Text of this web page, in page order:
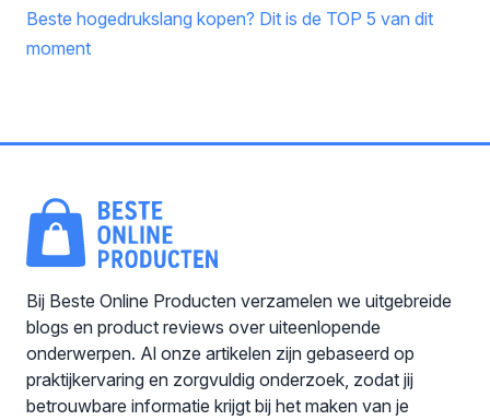
Beste hogedrukslang kopen? Dit is de TOP 5 van dit
moment
Bij Beste Online Producten verzamelen we uitgebreide
blogs en product reviews over uiteenlopende
onderwerpen. Al onze artikelen zijn gebaseerd op
praktijkervaring en zorgvuldig onderzoek, zodat jij
betrouwbare informatie krijgt bij het maken van je